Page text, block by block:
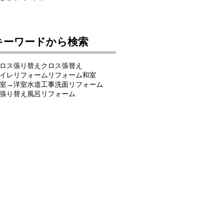
ーワードから検索
ス張り替え クロス張替え
イレリフォーム リフォーム和室
→洋室水道工事洗面リフォーム
り替え 風呂リフォーム